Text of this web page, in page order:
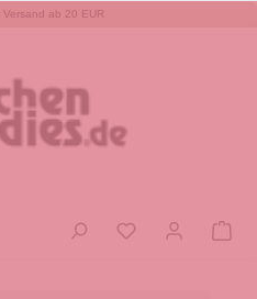
Versand ab 20 EUR